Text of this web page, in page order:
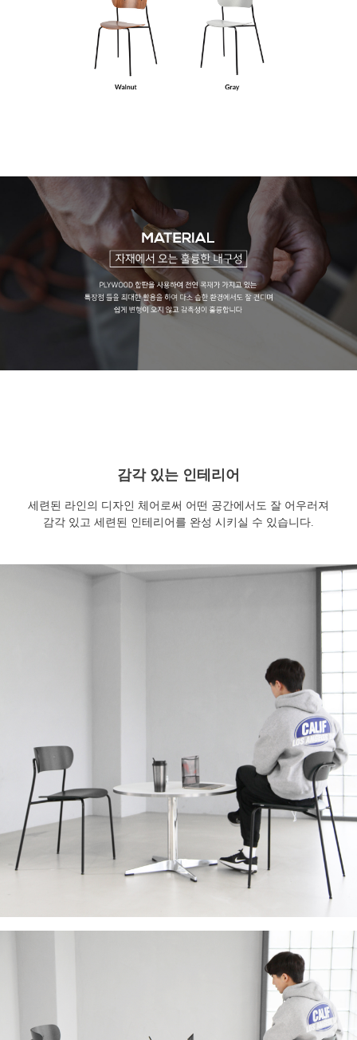
감각 있는 인테리어
세련된 라인의 디자인 체어로써 어떤 공간에서도 잘 어우러져
감각 있고 세련된 인테리어를 완성 시키실 수 있습니다.